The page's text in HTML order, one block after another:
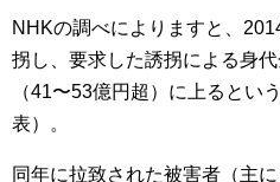
NHKの調べによりますと、
拐し、要求した誘拐による身
（41〜53億円超）に上るとい
表）。
同年に拉致された被害者（主